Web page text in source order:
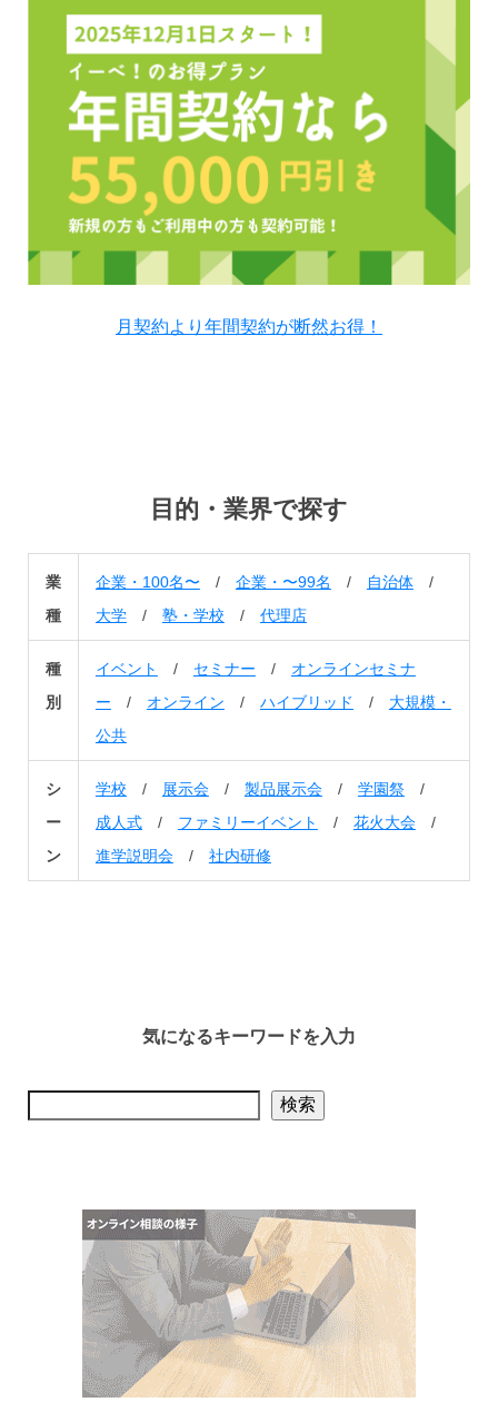
月契約より年間契約が断然お得！
目的・業界で探す
業
種
企業・100名〜 / 企業・〜99名 / 自治体/
大学/ 塾・学校 / 代理店
種
別
イベント / セミナー / オンラインセミナ
ー / オンライン / ハイブリッド / 大規模・
公共
シ
ー
ン
学校 / 展示会/ 製品展示会/ 学園祭/
成人式/ ファミリーイベント / 花火大会/
進学説明会/ 社内研修
気になるキーワードを入力
検索